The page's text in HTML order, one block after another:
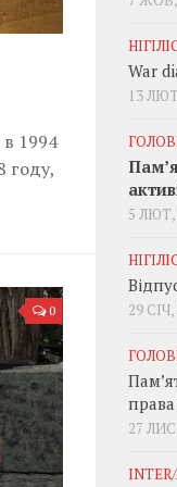
1994
году,
0
War
13
5 ЛЮТ,
29
27